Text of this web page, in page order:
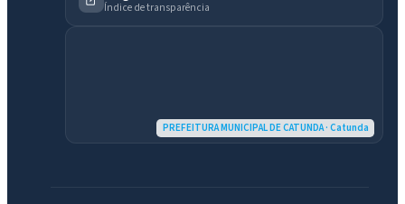
Índice de transparência
PREFEITURA MUNICIPAL DE CATUNDA · Catunda